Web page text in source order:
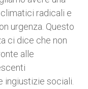
radicali e
urgenza. Questo
ci dice che non
alle
ingiustizie sociali.